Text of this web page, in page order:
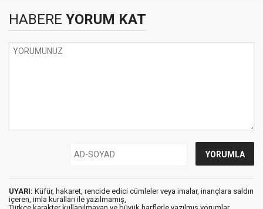
HABERE YORUM KAT
UYARI: Küfür, hakaret, rencide edici cümleler veya imalar, inançlara saldırı
içeren, imla kuralları ile yazılmamış,